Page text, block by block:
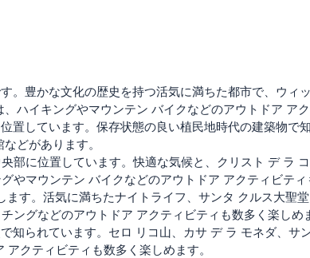
。豊かな文化の歴史を持つ活気に満ちた都市で、ウィ
ハイキングやマウンテン バイクなどのアウトドア ア
置しています。保存状態の良い植民地時代の建築物で
どがあります。
部に位置しています。快適な気候と、クリスト デ ラ
マウンテン バイクなどのアウトドア アクティビティ
す。活気に満ちたナイトライフ、サンタ クルス大聖
グなどのアウトドア アクティビティも数多く楽しめ
知られています。セロ リコ山、カサ デ ラ モネダ、サ
クティビティも数多く楽しめます。